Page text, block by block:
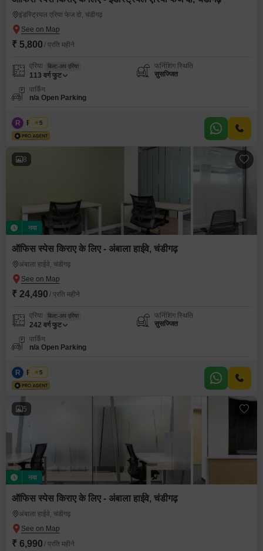
इंडस्ट्रियल एरिया फेज दो, चंडीगढ़
₹ 5,800 / प्रति महीने
एरिया बिल्ट-अप एरिया
113 वर्ग फुट
फर्निशिंग स्थिति
सुसज्जित
पार्किंग
n/a Open Parking
R Regus
5
8
नया
ऑफिस स्पेस किराए के लिए - अंबाला हाईवे, चंडीगढ़
अंबाला हाईवे, चंडीगढ़
₹ 24,490 / प्रति महीने
एरिया बिल्ट-अप एरिया
242 वर्ग फुट
फर्निशिंग स्थिति
सुसज्जित
पार्किंग
n/a Open Parking
R Regus
5
5
नया
ऑफिस स्पेस किराए के लिए - अंबाला हाईवे, चंडीगढ़
अंबाला हाईवे, चंडीगढ़
₹ 6,990 / प्रति महीने